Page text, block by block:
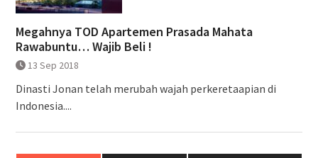
Megahnya TOD Apartemen Prasada Mahata
Rawabuntu… Wajib Beli !
13 Sep 2018
Dinasti Jonan telah merubah wajah perkeretaapian di
Indonesia....